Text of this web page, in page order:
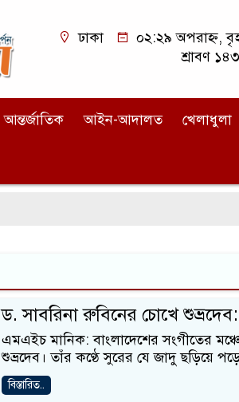
ঢাকা
০২:২৯ অপরাহ্ন,
শ্রাবণ
আন্তর্জাতিক আইন-আদালত খেলাধুলা
ড. সাবরিনা রুবিনের চোখে
এমএইচ মানিক: বাংলাদেশের সংগীতের
শুভ্রদেব। তাঁর কণ্ঠে সুরের যে জাদু ছড়িয়ে
বিস্তারিত..